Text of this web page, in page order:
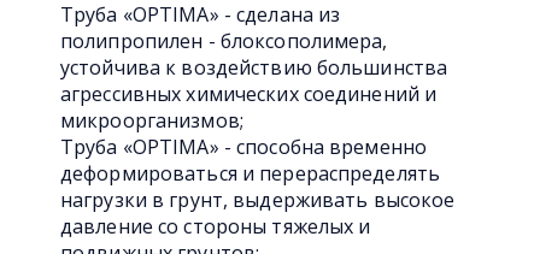
Труба «OPTIMA» - сделана из
полипропилен - блоксополимера,
устойчива к воздействию большинства
агрессивных химических соединений и
микроорганизмов;
Труба «OPTIMA» - способна временно
деформироваться и перераспределять
нагрузки в грунт, выдерживать высокое
давление со стороны тяжелых и